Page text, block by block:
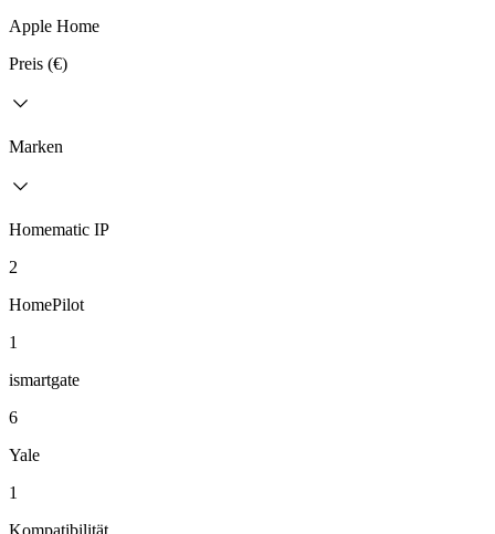
Apple Home
Preis (€)
Marken
Homematic IP
2
HomePilot
1
ismartgate
6
Yale
1
Kompatibilität